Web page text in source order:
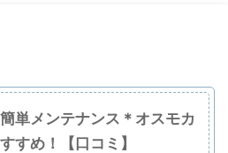
単メンテナンス＊オスモカ
すめ！【口コミ】